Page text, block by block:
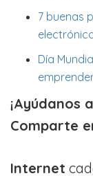
7 buenas
Día
¡Ayúdanos
Comparte
Internet